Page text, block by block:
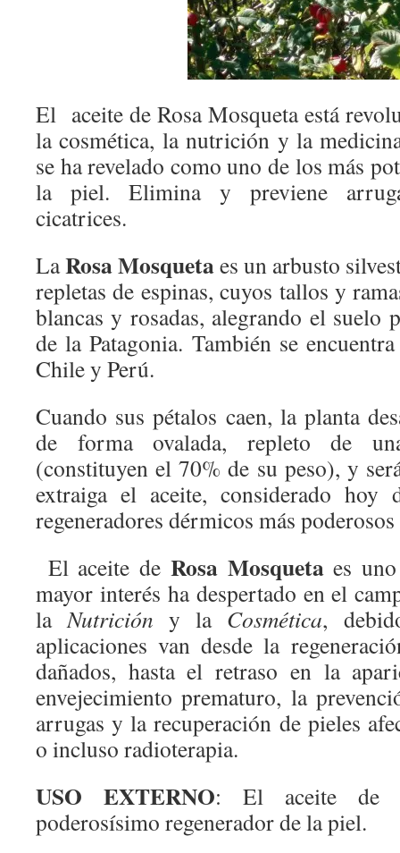
El aceite de Rosa Mosqueta está
la cosmética, la nutrición y la
se ha revelado como uno de los más
la piel. Elimina y previene
cicatrices.
LaRosa Mosquetaes un arbusto
repletas de espinas, cuyos tallos y
blancas y rosadas, alegrando el suelo
de la Patagonia. También se
Chile y Perú.
Cuando sus pétalos caen, la planta
de forma ovalada, repleto de
(constituyen el 70% de su peso), y
extraiga el aceite, considerado
regeneradores dérmicos más
El aceite de Rosa Mosquetaes uno
mayor interés ha despertado en el
laNutrición y la Cosmética,
aplicaciones van desde la
dañados, hasta el retraso en la
envejecimiento prematuro, la
arrugas y la recuperación de pieles
o incluso radioterapia.
USO EXTERNO: El aceite de
poderosísimo regenerador de la piel.